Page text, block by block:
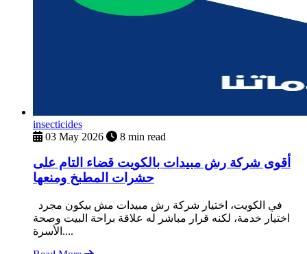
insecticides
03 May 2026
8 min read
أقوى شركة رش مبيدات بالكويت قضاء التام على
حشرات المطبخ ومنعها
اختيار خدمة، لكنه قرار مباشر له علاقة براحة البيت وصحة
الأسرة....